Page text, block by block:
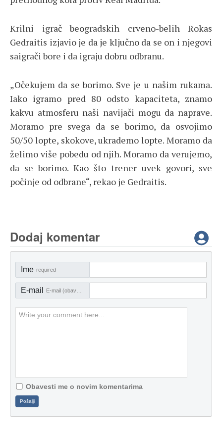
Krilni igrač beogradskih crveno-belih Rokas
Gedraitis izjavio je da je ključno da se on i njegovi
saigrači bore i da igraju dobru odbranu.
„Očekujem da se borimo. Sve je u našim rukama.
Iako igramo pred 80 odsto kapaciteta, znamo
kakvu atmosferu naši navijači mogu da naprave.
Moramo pre svega da se borimo, da osvojimo
50/50 lopte, skokove, ukrademo lopte. Moramo da
želimo više pobedu od njih. Moramo da verujemo,
da se borimo. Kao što trener uvek govori, sve
počinje od odbrane“, rekao je Gedraitis.
Dodaj komentar
Ime required
E-mail
Obavesti me o novim komentarima
Pošalji